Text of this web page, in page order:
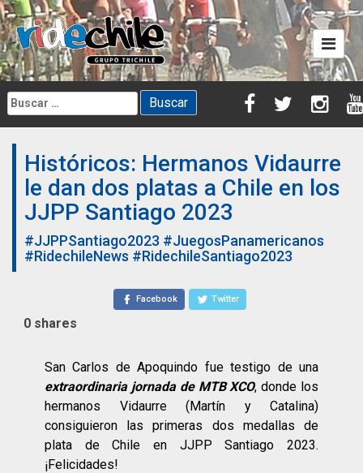
Skip
to
content
Buscar:
Históricos: Hermanos Vidaurre
le dan dos platas a Chile en los
JJPP Santiago 2023
#JJPPSantiago2023 #JuegosPanamericanos
#RidechileNews #RidechileSantiago2023
Facebook Twitter
0 shares
San Carlos de Apoquindo fue testigo de una
extraordinaria jornada de MTB XCO, donde los
hermanos Vidaurre (Martín y Catalina)
consiguieron las primeras dos medallas de
plata de Chile en JJPP Santiago 2023.
¡Felicidades!